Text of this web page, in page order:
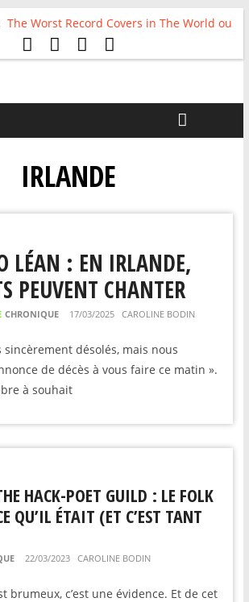
The Worst Record Covers in The World ou
Comment rire du pire
Avril 2026 : C’est dans les vieux pots
For The First Time, Again : Tyler Ballgame
IRLANDE
LÉAN : EN IRLANDE,
PEUVENT CHANTER
CHRONIQUE 17/03/2025 CAROLINE BODIN
sincèrement désolés, mais nous
de décès à vous faire ce matin ».
à souhait
HACK-POET GUILD : LE FOLK
QU’IL ÉTAIT (ET C’EST TANT
22/03/2023 CAROLINE BODIN
brumeux, c’est une évidence. Et de cet